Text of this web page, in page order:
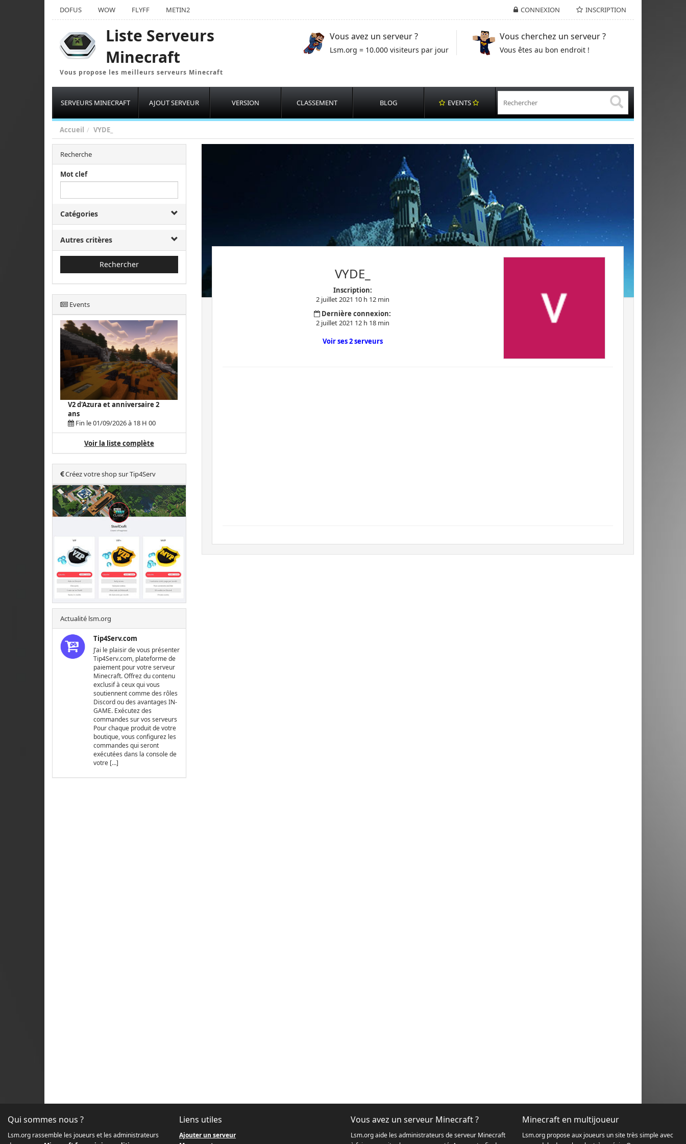
CONNEXION INSCRIPTION
DOFUS WOW FLYFF METIN2
Liste Serveurs
Minecraft
Vous propose les meilleurs serveurs Minecraft
Vous avez un serveur ?
Lsm.org = 10.000 visiteurs par jour
Vous cherchez un serveur ?
Vous êtes au bon endroit !
SERVEURS MINECRAFT AJOUT SERVEUR VERSION CLASSEMENT BLOG EVENTS
Accueil VYDE_
Recherche
Mot clef
Catégories
Autres critères
Rechercher
Events
V2 d'Azura et anniversaire 2
ans
Fin le 01/09/2026 à 18 H 00
Voir la liste complète
Créez votre shop sur Tip4Serv
Actualité lsm.org
Tip4Serv.com
J’ai le plaisir de vous présenter
Tip4Serv.com, plateforme de
paiement pour votre serveur
Minecraft. Offrez du contenu
exclusif à ceux qui vous
soutiennent comme des rôles
Discord ou des avantages IN-
GAME. Exécutez des
commandes sur vos serveurs
Pour chaque produit de votre
boutique, vous configurez les
commandes qui seront
exécutées dans la console de
votre […]
VYDE_
Inscription:
2 juillet 2021 10 h 12 min
Dernière connexion:
2 juillet 2021 12 h 18 min
Voir ses 2 serveurs
Qui sommes nous ?
Lsm.org rassemble les joueurs et les administrateurs
Liens utiles
Ajouter un serveur
Vous avez un serveur Minecraft ?
Lsm.org aide les administrateurs de serveur Minecraft
Minecraft en multijoueur
Lsm.org propose aux joueurs un site très simple avec